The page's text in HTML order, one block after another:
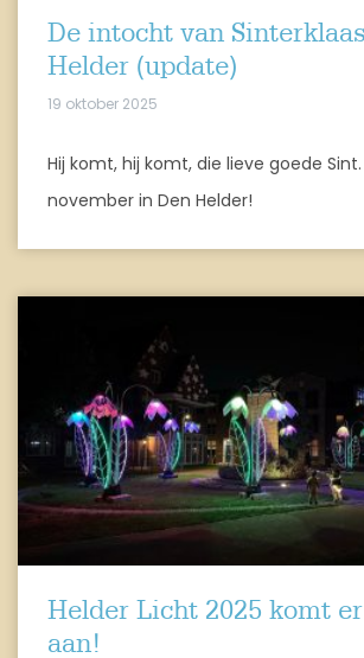
De intocht van
Helder (update)
19 oktober 2025
Hij komt, hij komt, die lieve goede
november in Den Helder!
Helder Licht 2025 komt
aan!